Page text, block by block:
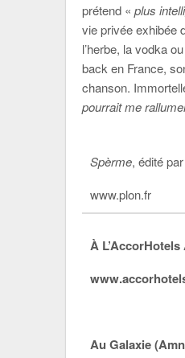
prétend « plus
vie privée exhibée
l’herbe, la vodka
back en France,
chanson.
pourrait me
Spèrme, édité
www.plon.fr
À
Au Galaxie